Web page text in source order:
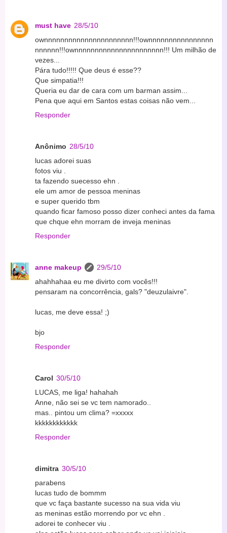
must have 28/5/10
ownnnnnnnnnnnnnnnnnnnnnn!!!ownnnnnnnnnnnnnnnn
nnnnnn!!!ownnnnnnnnnnnnnnnnnnnnnn!!! Um milhão de
vezes...
Pára tudo!!!!! Que deus é esse??
Que simpatia!!!
Queria eu dar de cara com um barman assim...
Pena que aqui em Santos estas coisas não vem...
Responder
Anônimo 28/5/10
lucas adorei suas
fotos viu .
ta fazendo suecesso ehn .
ele um amor de pessoa meninas
e super querido tbm
quando ficar famoso posso dizer conheci antes da fama
que chque ehn morram de inveja meninas
Responder
anne makeup
29/5/10
ahahhahaa eu me divirto com vocês!!!
pensaram na concorrência, gals? "deuzulaivre".
lucas, me deve essa! ;)
bjo
Responder
Carol 30/5/10
LUCAS, me liga! hahahah
Anne, não sei se vc tem namorado..
mas.. pintou um clima? =xxxxx
kkkkkkkkkkkk
Responder
dimitra 30/5/10
parabens
lucas tudo de bommm
que vc faça bastante sucesso na sua vida viu
as meninas estão morrendo por vc ehn .
adorei te conhecer viu .